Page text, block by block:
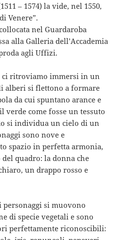
– 1574) la vide, nel 1550,
Venere”.
nel Guardaroba
alla Galleria dell’Accademia
agli Uffizi.
ritroviamo immersi in un
alberi si flettono a formare
da cui spuntano arance e
come fosse un tessuto
si individua un cielo di un
sono nove e
spazio in perfetta armonia,
quadro: la donna che
un drappo rosso e
si muovono
di specie vegetali e sono
perfettamente riconoscibili: